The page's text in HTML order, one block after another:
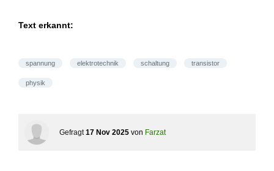
Text erkannt:
spannung elektrotechnik schaltung transistor
physik
Gefragt 17 Nov 2025 von Farzat